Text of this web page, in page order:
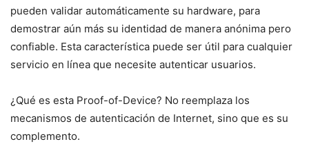
pueden validar automáticamente su hardware, para
demostrar aún más su identidad de manera anónima pero
confiable. Esta característica puede ser útil para cualquier
servicio en línea que necesite autenticar usuarios.
¿Qué es esta Proof-of-Device? No reemplaza los
mecanismos de autenticación de Internet, sino que es su
complemento.